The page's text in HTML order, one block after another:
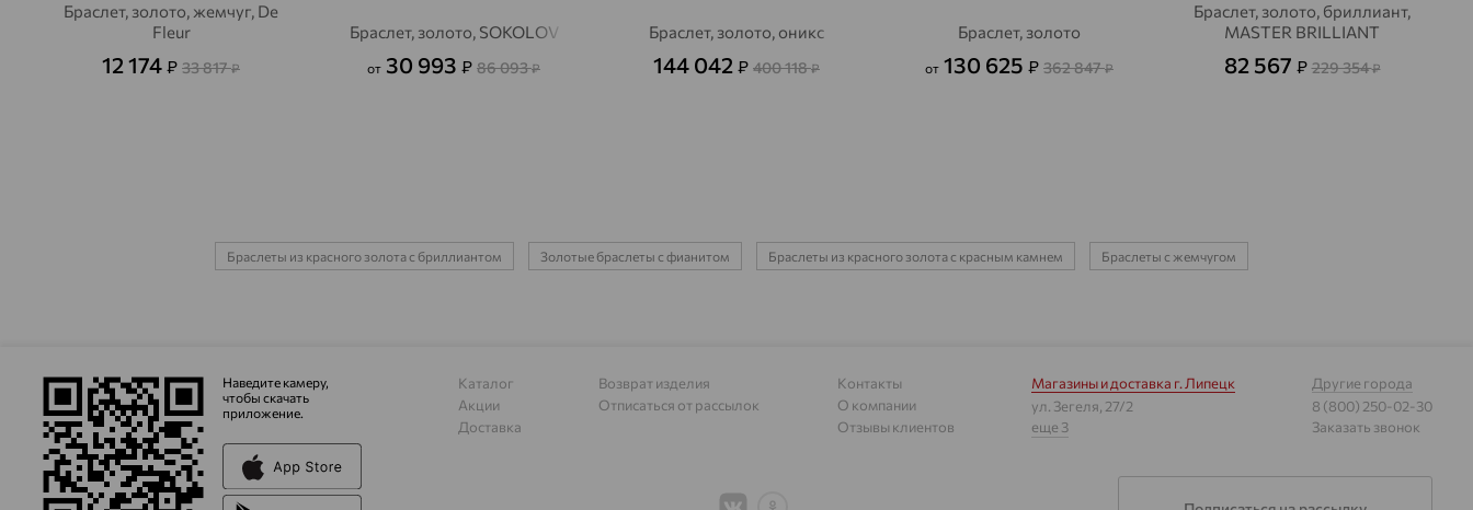
Браслет, золото, жемчуг, De
Fleur
12 174 ₽ 33 817₽
Браслет, золото, SOKOLOV
от 30 993 ₽ 86 093₽
Браслет, золото, оникс
144 042 ₽ 400 118₽
Браслет, золото
от 130 625 ₽ 362 847₽
Браслет, золото, бриллиант,
MASTER BRILLIANT
82 567 ₽ 229 354₽
Браслеты из красного золота с бриллиантом Золотые браслеты с фианитом Браслеты из красного золота с красным камнем Браслеты с жемчугом
Наведите камеру,
чтобы скачать
приложение.
Каталог
Акции
Доставка
Возврат изделия
Отписаться от рассылок
Контакты
О компании
Отзывы клиентов
Магазины и доставка г. Липецк
ул. Зегеля, 27/2
еще 3
Другие города
8 (800) 250-02-30
Заказать звонок
Адыгейск
доставка
Актюбинский, Азнакаевский район доставка
доставка